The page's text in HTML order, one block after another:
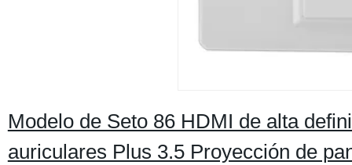
Modelo de Seto 86 HDMI de alta
auriculares Plus 3.5 Proyección de